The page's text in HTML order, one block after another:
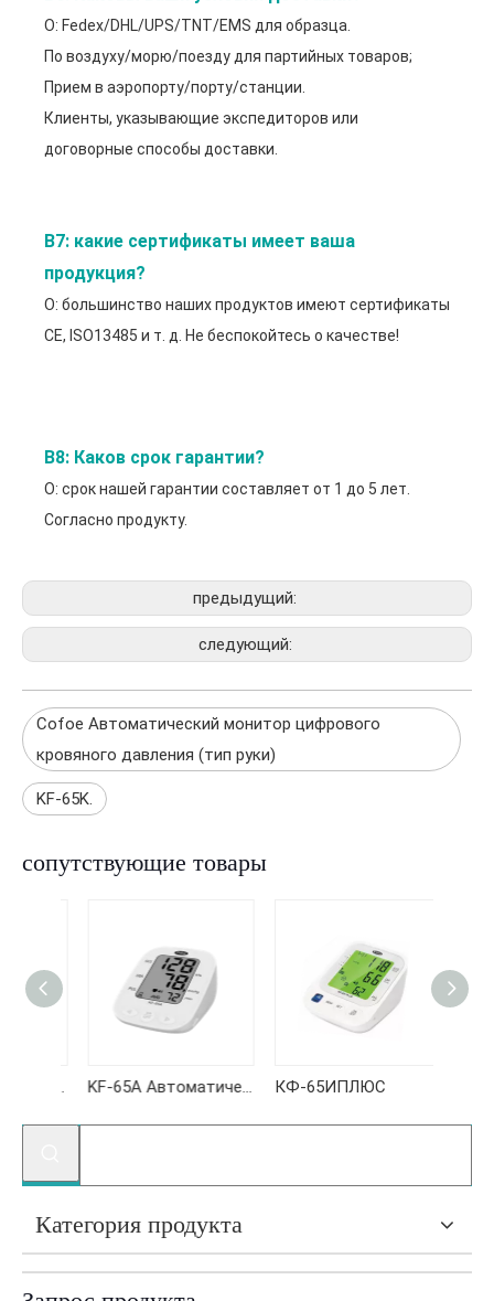
О: Fedex/DHL/UPS/TNT/EMS для образца.
По воздуху/морю/поезду для партийных товаров;
Прием в аэропорту/порту/станции.
Клиенты, указывающие экспедиторов или
договорные способы доставки.
В7: какие сертификаты имеет ваша
продукция?
О: большинство наших продуктов имеют сертификаты
CE, ISO13485 и т. д. Не беспокойтесь о качестве!
В8: Каков срок гарантии?
О: срок нашей гарантии составляет от 1 до 5 лет.
Согласно продукту.
предыдущий:
следующий:
Cofoe Автоматический монитор цифрового
кровяного давления (тип руки)
KF-65K.
сопутствующие товары
KF-65A Автоматический монитор артериального давления на плече КФ-65ИПЛЮС
Категория продукта